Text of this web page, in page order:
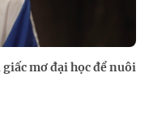
mơ đại học để nuôi